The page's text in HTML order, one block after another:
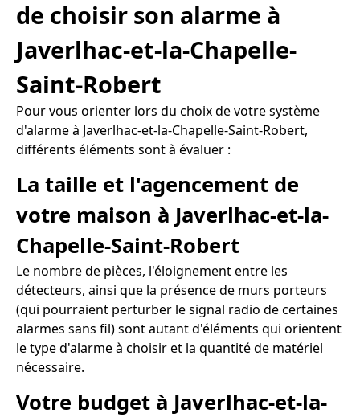
de choisir son alarme à
Javerlhac-et-la-Chapelle-
Saint-Robert
Pour vous orienter lors du choix de votre système
d'alarme à Javerlhac-et-la-Chapelle-Saint-Robert,
différents éléments sont à évaluer :
La taille et l'agencement de
votre maison à Javerlhac-et-la-
Chapelle-Saint-Robert
Le nombre de pièces, l'éloignement entre les
détecteurs, ainsi que la présence de murs porteurs
(qui pourraient perturber le signal radio de certaines
alarmes sans fil) sont autant d'éléments qui orientent
le type d'alarme à choisir et la quantité de matériel
nécessaire.
Votre budget à Javerlhac-et-la-